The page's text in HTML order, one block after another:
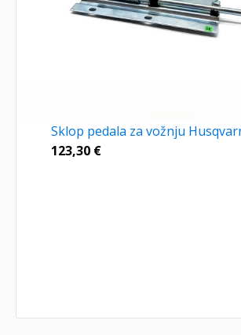
Sklop pedala za vožnju
123,30 €